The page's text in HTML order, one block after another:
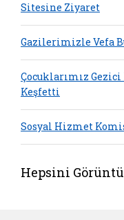
Sitesine Ziyaret
Gazilerimizle Vefa
Çocuklarımız
Keşfetti
Sosyal Hizmet
Hepsini